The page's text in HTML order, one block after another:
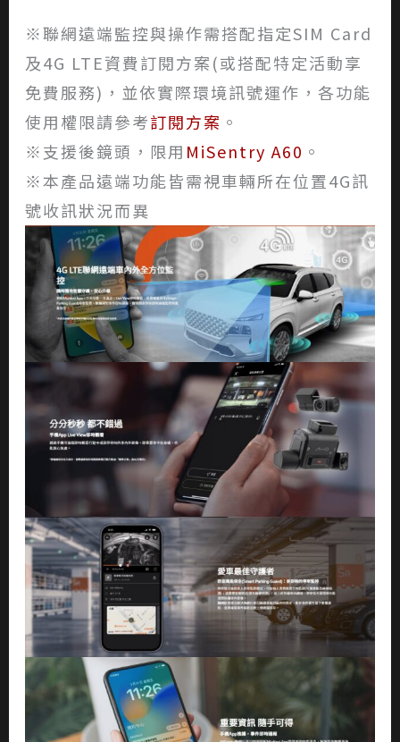
※聯網遠端監控與操作需搭配指定SIM Card
及4G LTE資費訂閱方案(或搭配特定活動享
免費服務)，並依實際環境訊號運作，各功能
使用權限請參考訂閱方案 。
※支援後鏡頭，限用 MiSentry A60 。
※本產品遠端功能皆需視車輛所在位置4G訊
號收訊狀況而異